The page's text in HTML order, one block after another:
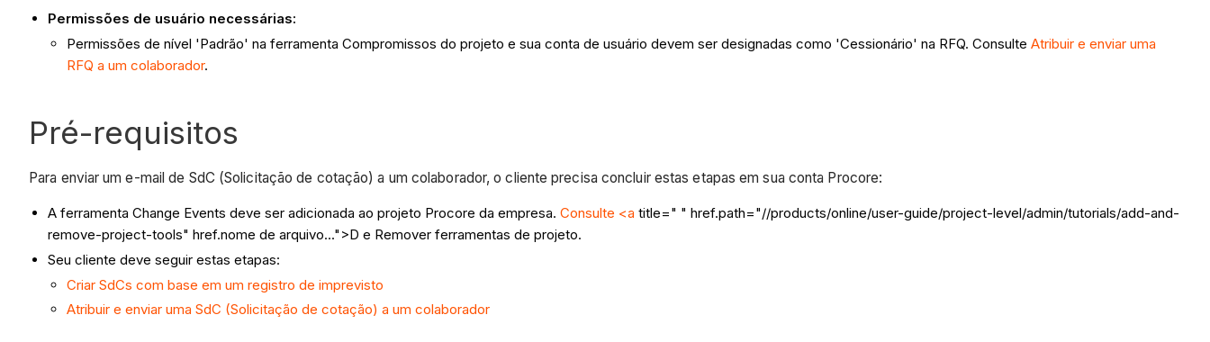
Permissões de usuário necessárias:
Permissões de nível 'Padrão' na ferramenta Compromissos do projeto e sua conta de usuário devem ser designadas como 'Cessionário' na RFQ. Consulte Atribuir e enviar uma
RFQ a um colaborador.
Pré-requisitos
Para enviar um e-mail de SdC (Solicitação de cotação) a um colaborador, o cliente precisa concluir estas etapas em sua conta Procore:
A ferramenta Change Events deve ser adicionada ao projeto Procore da empresa. Consulte <a title=" " href.path="//products/online/user-guide/project-level/admin/tutorials/add-and-
remove-project-tools" href.nome de arquivo...">D e Remover ferramentas de projeto.
Seu cliente deve seguir estas etapas:
Criar SdCs com base em um registro de imprevisto
Atribuir e enviar uma SdC (Solicitação de cotação) a um colaborador